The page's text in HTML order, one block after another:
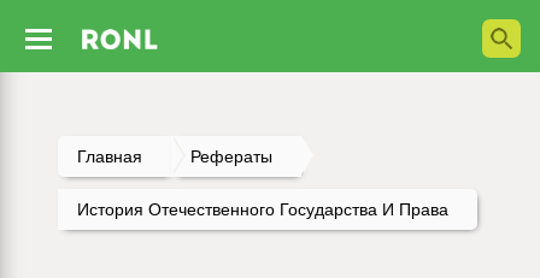
Главная Рефераты
История Отечественного Государства И Права